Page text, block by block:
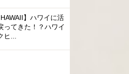
HAWAII】ハワイに活
ってきた！？ハワイ
ヒ...